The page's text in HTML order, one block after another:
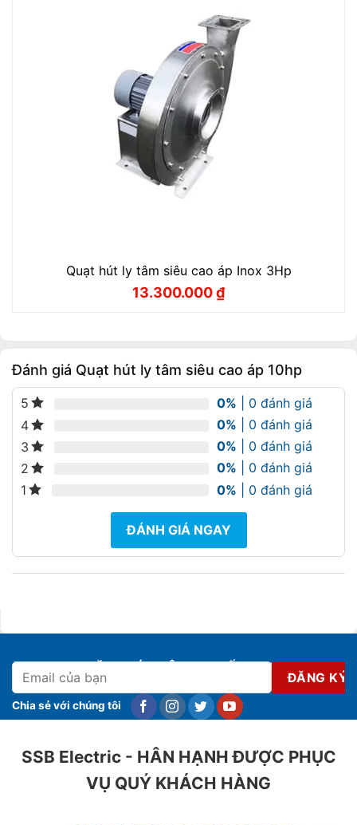
Quạt hút ly tâm siêu cao áp Inox 3Hp
Giá
13.300.000₫
Giá
Đánh giá Quạt hút ly tâm siêu cao áp 10hp
5 0% | 0 đánh giá
4
0% | 0 đánh giá
3
0% | 0 đánh giá
2
0% | 0 đánh giá
1
0% | 0 đánh giá
ĐÁNH GIÁ NGAY
ĐĂNG KÝ NHẬN KHUYẾN MẠI
Chia sẻ với chúng tôi
SSB Electric - HÂN HẠNH ĐƯỢC PHỤC
VỤ QUÝ KHÁCH HÀNG